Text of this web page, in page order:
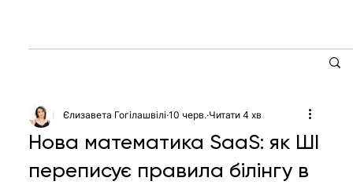
Нова математика SaaS: як ШІ
переписує правила білінгу в
Єлизавета Гогілашвілі 10 черв. Читати 4 хв